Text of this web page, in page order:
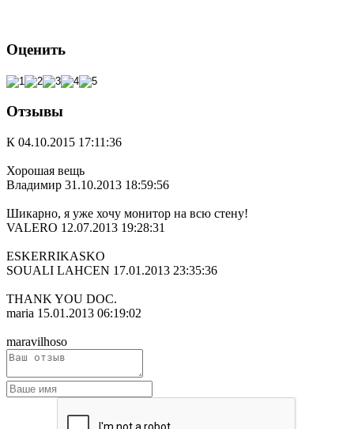
Оценить
Отзывы
К 04.10.2015 17:11:36
Хорошая вещь
Владимир 31.10.2013 18:59:56
Шикарно, я уже хочу монитор на всю стену!
VALERO 12.07.2013 19:28:31
ESKERRIKASKO
SOUALI LAHCEN 17.01.2013 23:35:36
THANK YOU DOC.
maria 15.01.2013 06:19:02
maravilhoso